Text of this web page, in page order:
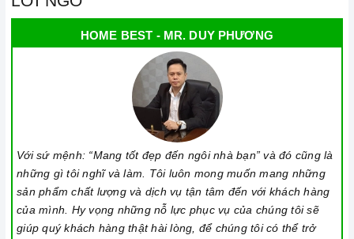
HOME BEST - MR. DUY PHƯƠNG
Với sứ mệnh: “Mang tốt đẹp đến ngôi nhà bạn” và đó cũng là
những gì tôi nghĩ và làm. Tôi luôn mong muốn mang những
sản phẩm chất lượng và dịch vụ tận tâm đến với khách hàng
của mình. Hy vọng những nỗ lực phục vụ của chúng tôi sẽ
giúp quý khách hàng thật hài lòng, để chúng tôi có thể trở